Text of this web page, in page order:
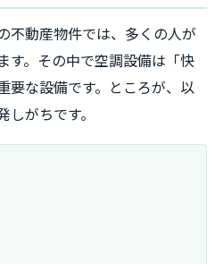
不動産物件では、多くの人が
す。その中で空調設備は「快
要な設備です。ところが、以
がちです。